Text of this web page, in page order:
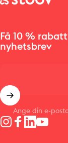
Få 10 %
nyhetsbrev
Ange din e-